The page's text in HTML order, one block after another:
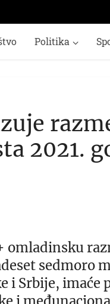
Politika
2021.
omladinsku
sedmoro
i Srbije, imaće